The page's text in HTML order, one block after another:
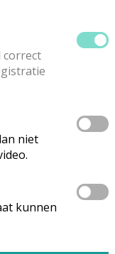
lijst kan
correct
niet
kunnen